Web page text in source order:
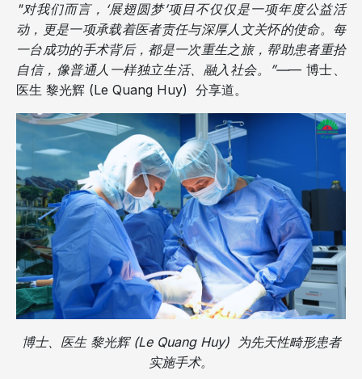
"对我们而言，‘展翅圆梦’项目不仅仅是一项年度公益活
动，更是一项承载着医者责任与深厚人文关怀的使命。每
一台成功的手术背后，都是一次重生之旅，帮助患者重拾
自信，像普通人一样独立生活、融入社会。”—— 博士、
医生 黎光辉 (Le Quang Huy) 分享道。
博士、医生 黎光辉 (Le Quang Huy) 为先天性畸形患者
实施手术。